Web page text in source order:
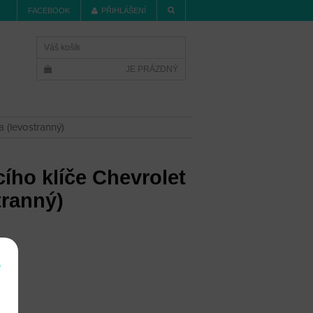
FACEBOOK PŘIHLÁŠENÍ
Váš košík
JE PRÁZDNÝ
(levostranný)
klíče Chevrolet